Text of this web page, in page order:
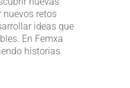
nuevos retos
ideas que
En Femxa
historias